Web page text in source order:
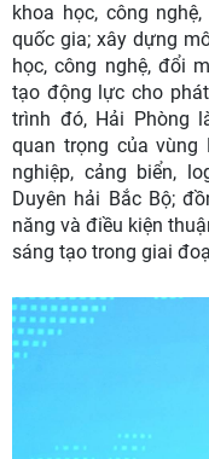
khoa học, công
quốc gia; xây dựng
học, công nghệ, đổi
tạo động lực cho
trình đó, Hải Phòng
quan trọng của vùng
nghiệp, cảng biển,
Duyên hải Bắc Bộ;
năng và điều kiện
sáng tạo trong giai